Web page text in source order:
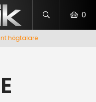
högtalare
0